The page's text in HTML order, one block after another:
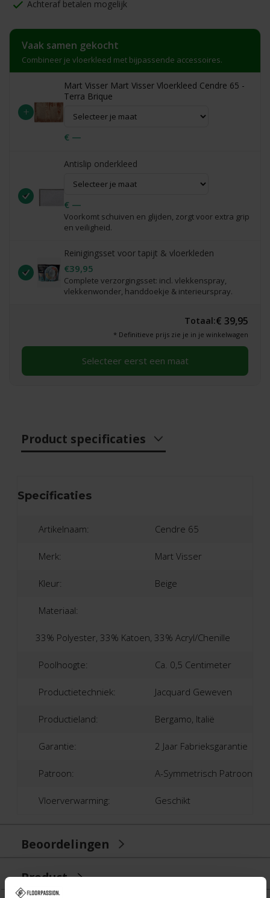
Achteraf betalen mogelijk
Vaak samen gekocht
Combineer je vloerkleed met bijpassende accessoires.
+
Mart Visser Mart Visser Vloerkleed Cendre 65 -
Terra Brique
€ —
Antislip onderkleed
€ —
Voorkomt schuiven en glijden, zorgt voor extra grip
en veiligheid.
Reinigingsset voor tapijt & vloerkleden
€39,95
Complete verzorgingsset: incl. vlekkenspray,
vlekkenwonder, handdoekje & interieurspray.
Totaal:€ 39,95
* Definitieve prijs zie je in je winkelwagen
Selecteer eerst een maat
Product specificaties
Beoordelingen
Product
Specificaties
Artikelnaam: Cendre 65
Merk: Mart Visser
Kleur: Beige
Materiaal:
33% Polyester, 33% Katoen, 33% Acryl/Chenille
Poolhoogte: Ca. 0,5 Centimeter
Productietechniek: Jacquard Geweven
Productieland: Bergamo, Italië
Garantie: 2 Jaar Fabrieksgarantie
Patroon: A-Symmetrisch Patroon
Vloerverwarming: Geschikt